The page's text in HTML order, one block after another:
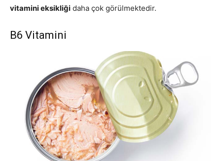
vitamini eksikliği daha çok görülmektedir.
B6 Vitamini